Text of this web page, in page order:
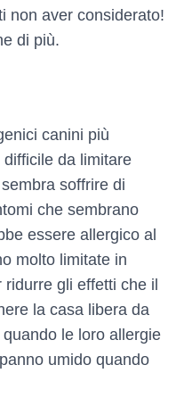
non aver considerato!
di più.
canini più
da limitare
soffrire di
che sembrano
essere allergico al
molto limitate in
gli effetti che il
la casa libera da
le loro allergie
umido quando